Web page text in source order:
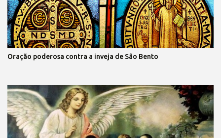
Oração poderosa contra a inveja de São Bento